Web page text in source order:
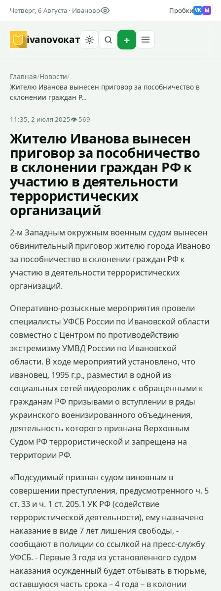
Четверг, 6 Августа · Иваново Пробки VK M
ivanovoкат
Главная/Новости/
Жителю Иванова вынесен приговор за пособничество в
склонении граждан Р…
11:35, 2 июля 2025👁 569
Жителю Иванова вынесен
приговор за пособничество
в склонении граждан РФ к
участию в деятельности
террористических
организаций
2-м Западным окружным военным судом вынесен
обвинительный приговор жителю города Иваново
за пособничество в склонении граждан РФ к
участию в деятельности террористических
организаций.
Оперативно-розыскные мероприятия провели
специалисты УФСБ России по Ивановской области
совместно с Центром по противодействию
экстремизму УМВД России по Ивановской
области. В ходе мероприятий установлено, что
ивановец, 1995 г.р., разместил в одной из
социальных сетей видеоролик с обращенными к
гражданам РФ призывами о вступлении в ряды
украинского военизированного объединения,
деятельность которого признана Верховным
Судом РФ террористической и запрещена на
территории РФ.
«Подсудимый признан судом виновным в
совершении преступления, предусмотренного ч. 5
ст. 33 и ч. 1 ст. 205.1 УК РФ (содействие
террористической деятельности), ему назначено
наказание в виде 7 лет лишения свободы, -
сообщают в полиции со ссылкой на пресс-службу
УФСБ. - Первые 3 года из установленного судом
наказания осужденный будет отбывать в тюрьме,
оставшуюся часть срока – 4 года – в колонии